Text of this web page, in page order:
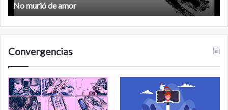
murió de amor
Convergencias